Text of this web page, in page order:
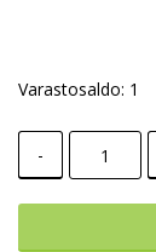
Varastosaldo: 1
-